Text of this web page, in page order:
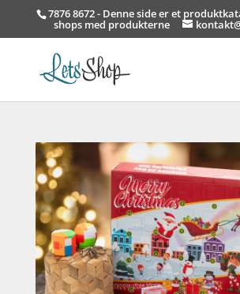
7876 8672 - Denne side er et
shops med produkterne